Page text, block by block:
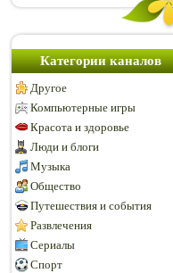
Категории каналов
Другое
Компьютерные игры
Красота и здоровье
Люди и блоги
Музыка
Общество
Путешествия и события
Развлечения
Сериалы
Спорт